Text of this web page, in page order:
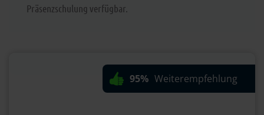
Präsenzschulung verfügbar.
95% Weiterempfehlung